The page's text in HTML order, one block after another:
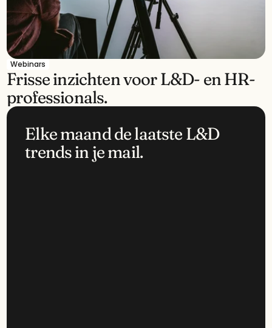
Webinars
Frisse inzichten voor L&D- en HR-
professionals.
Elke maand de laatste L&D
trends in je mail.